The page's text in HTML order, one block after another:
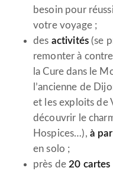
besoin pour
votre voyage ;
des activités(se
remonter à
la Cure dans le
l’ancienne de
et les exploits de
découvrir le
Hospices…), à
en solo ;
près de 20